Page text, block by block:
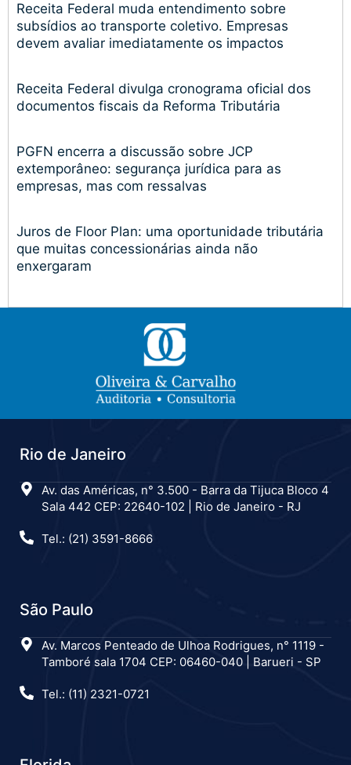
Receita Federal muda entendimento sobre
subsídios ao transporte coletivo. Empresas
devem avaliar imediatamente os impactos
Receita Federal divulga cronograma oficial dos
documentos fiscais da Reforma Tributária
PGFN encerra a discussão sobre JCP
extemporâneo: segurança jurídica para as
empresas, mas com ressalvas
Juros de Floor Plan: uma oportunidade tributária
que muitas concessionárias ainda não
enxergaram
Rio de Janeiro
Av. das Américas, n° 3.500 - Barra da Tijuca Bloco 4
Sala 442 CEP: 22640-102 | Rio de Janeiro - RJ
Tel.: (21) 3591-8666
São Paulo
Av. Marcos Penteado de Ulhoa Rodrigues, n° 1119 -
Tamboré sala 1704 CEP: 06460-040 | Barueri - SP
Tel.: (11) 2321-0721